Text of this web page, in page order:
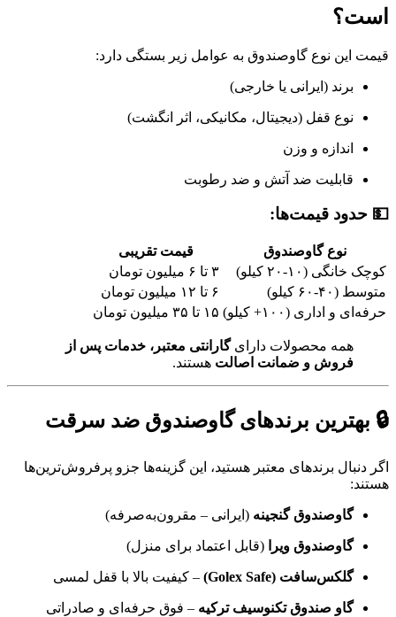
است؟
قیمت این نوع گاوصندوق به عوامل زیر بستگی دارد:
برند (ایرانی یا خارجی)
نوع قفل (دیجیتال، مکانیکی، اثر انگشت)
اندازه و وزن
قابلیت ضد آتش و ضد رطوبت
💵 حدود قیمت‌ها:
نوع گاوصندوق
قیمت تقریبی
کوچک خانگی (۱۰-۲۰ کیلو)
۳ تا ۶ میلیون تومان
متوسط (۴۰-۶۰ کیلو)
۶ تا ۱۲ میلیون تومان
حرفه‌ای و اداری (۱۰۰+ کیلو)
۱۵ تا ۳۵ میلیون تومان
همه محصولات دارایگارانتی معتبر، خدمات پس از
فروش و ضمانت اصالت هستند.
🔒 بهترین برندهای گاوصندوق ضد سرقت
اگر دنبال برندهای معتبر هستید، این گزینه‌ها جزو پرفروش‌ترین‌ها
هستند:
گاوصندوق گنجینه (ایرانی – مقرون‌به‌صرفه)
گاوصندوق ویرا (قابل اعتماد برای منزل)
گلکس‌سافت (Golex Safe) – کیفیت بالا با قفل لمسی
گاو صندوق تکنو‌سیف ترکیه – فوق حرفه‌ای و صادراتی